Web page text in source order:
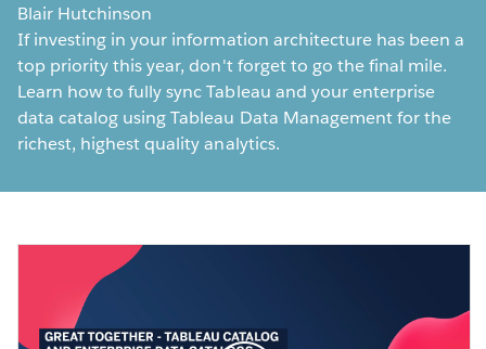
Blair Hutchinson
If investing in your information architecture has been a
top priority this year, don't forget to go the final mile.
Learn how to fully sync Tableau and your enterprise
data catalog using Tableau Data Management for the
richest, highest quality analytics.